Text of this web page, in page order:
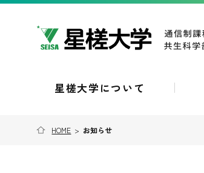
星槎大学について
HOME > お知らせ